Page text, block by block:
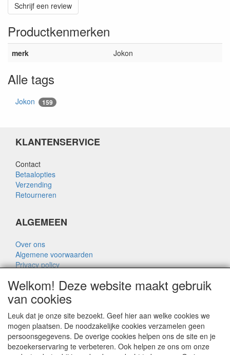
Schrijf een review
Productkenmerken
merk Jokon
Alle tags
Jokon 159
KLANTENSERVICE
Contact
Betaalopties
Verzending
Retourneren
ALGEMEEN
Over ons
Algemene voorwaarden
Privacy policy
Over Rik Thijssen
ALGEMEEN
Welkom! Deze website maakt gebruik
van cookies
Leuk dat je onze site bezoekt. Geef hier aan welke cookies we
mogen plaatsen. De noodzakelijke cookies verzamelen geen
persoonsgegevens. De overige cookies helpen ons de site en je
bezoekerservaring te verbeteren. Ook helpen ze ons om onze